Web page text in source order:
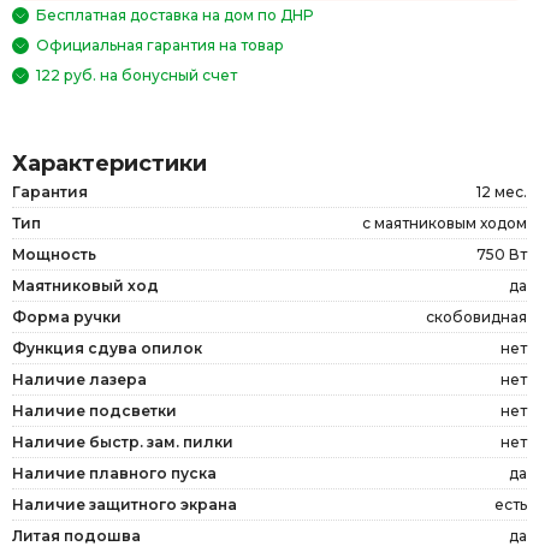
Бесплатная доставка на дом по ДНР
Официальная гарантия на товар
122 руб. на бонусный счет
Характеристики
Гарантия
12 мес.
Тип
с маятниковым ходом
Мощность
750 Вт
Маятниковый ход
да
Форма ручки
скобовидная
Функция сдува опилок
нет
Наличие лазера
нет
Наличие подсветки
нет
Наличие быстр. зам. пилки
нет
Наличие плавного пуска
да
Наличие защитного экрана
есть
Литая подошва
да